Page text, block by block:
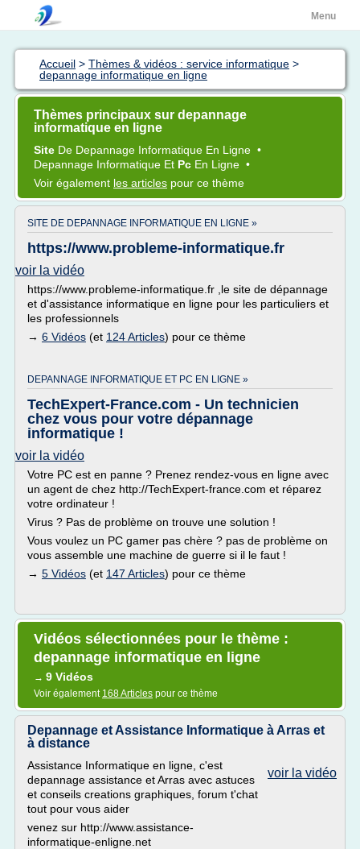
Menu
Accueil > Thèmes & vidéos : service informatique >
depannage informatique en ligne
Thèmes principaux sur depannage
informatique en ligne
Site De Depannage Informatique En Ligne •
Depannage Informatique Et Pc En Ligne •
Voir également les articles pour ce thème
SITE DE DEPANNAGE INFORMATIQUE EN LIGNE »
https://www.probleme-informatique.fr
voir la vidéo
https://www.probleme-informatique.fr ,le site de dépannage
et d'assistance informatique en ligne pour les particuliers et
les professionnels
→ 6 Vidéos (et 124 Articles) pour ce thème
DEPANNAGE INFORMATIQUE ET PC EN LIGNE »
TechExpert-France.com - Un technicien
chez vous pour votre dépannage
informatique !
voir la vidéo
Votre PC est en panne ? Prenez rendez-vous en ligne avec
un agent de chez http://TechExpert-france.com et réparez
votre ordinateur !
Virus ? Pas de problème on trouve une solution !
Vous voulez un PC gamer pas chère ? pas de problème on
vous assemble une machine de guerre si il le faut !
→ 5 Vidéos (et 147 Articles) pour ce thème
Vidéos sélectionnées pour le thème :
depannage informatique en ligne
→ 9 Vidéos
Voir également 168 Articles pour ce thème
Depannage et Assistance Informatique à Arras et
à distance
voir la vidéo
Assistance Informatique en ligne, c'est
depannage assistance et Arras avec astuces
et conseils creations graphiques, forum t'chat
tout pour vous aider
venez sur http://www.assistance-
informatique-enligne.net